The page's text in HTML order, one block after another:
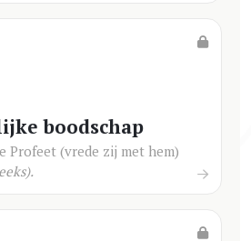
boodschap
Profeet (vrede zij met hem)